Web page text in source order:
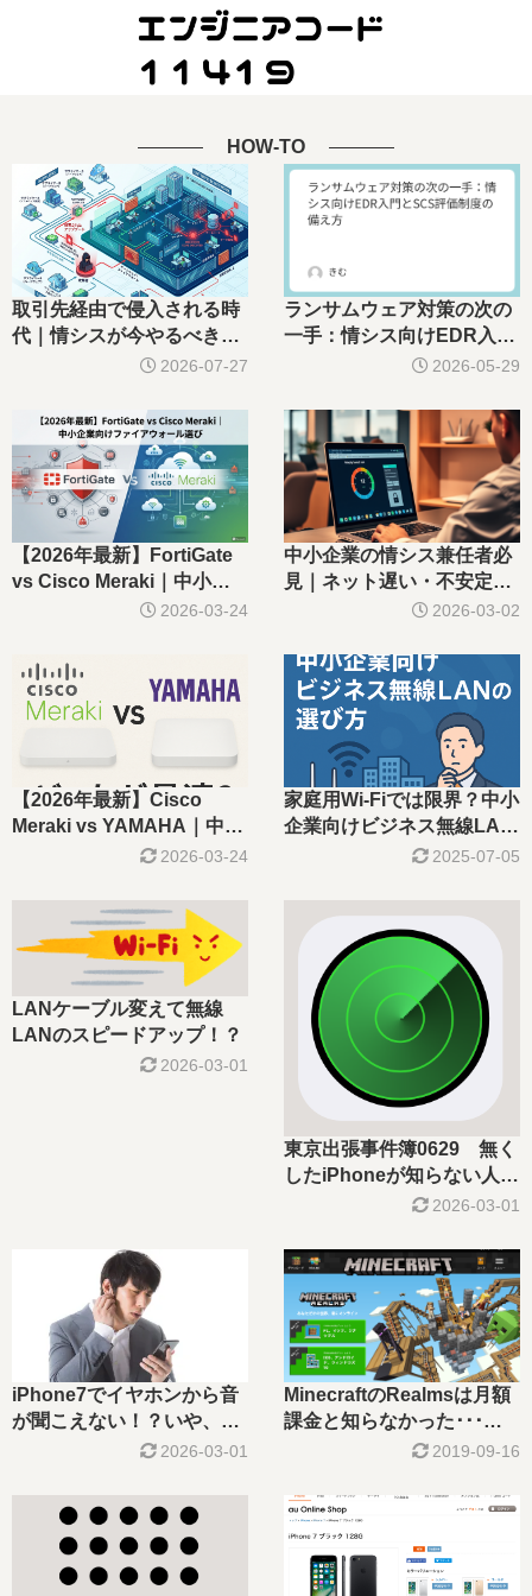
HOW-TO
取引先経由で侵入される時
代｜情シスが今やるべきサ
プライチェーン攻撃対策
2026-07-27
ランサムウェア対策の次の
一手：情シス向けEDR入門
とSCS評価制度の備え方
2026-05-29
【2026年最新】FortiGate
vs Cisco Meraki｜中小企
業向けファイアウォール選
2026-03-24
中小企業の情シス兼任者必
見｜ネット遅い・不安定を
解決する実践ガイド2026-03-02
【2026年最新】Cisco
Meraki vs YAMAHA｜中小
企業の無線LAN選びを元エ
2026-03-24
家庭用Wi-Fiでは限界？中小
企業向けビジネス無線LAN
2025-07-05
LANケーブル変えて無線
LANのスピードアップ！？
2026-03-01
東京出張事件簿0629 無く
したiPhoneが知らない人の
家にあるとき、警察はどれ
2026-03-01
iPhone7でイヤホンから音
が聞こえない！？いや、マ
イクのトラブル？？2026-03-01
MinecraftのRealmsは月額
課金と知らなかった･･･解
2019-09-16